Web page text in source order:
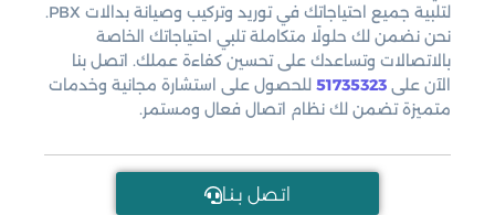
لتلبية جميع احتياجاتك في توريد وتركيب وصيانة بدالات PBX.
نحن نضمن لك حلولًا متكاملة تلبي احتياجاتك الخاصة
بالاتصالات وتساعدك على تحسين كفاءة عملك. اتصل بنا
الآن على 51735323 للحصول على استشارة مجانية وخدمات
متميزة تضمن لك نظام اتصال فعال ومستمر.
اتـصل بـنـا